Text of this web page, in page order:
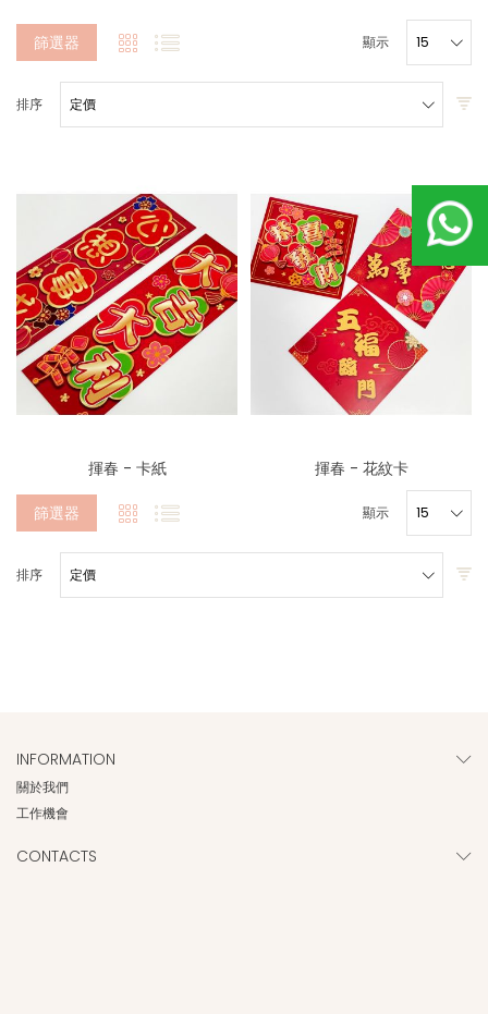
篩選器
排序
顯示
揮春 - 卡紙 揮春 - 花紋卡
篩選器
排序
顯示
INFORMATION
關於我們
工作機會
CONTACTS